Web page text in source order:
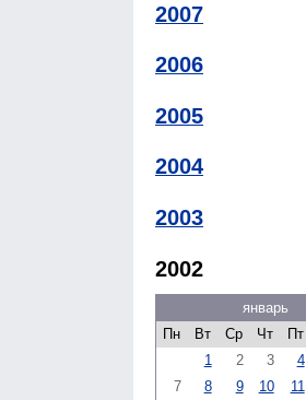
2007
2006
2005
2004
2003
2002
январь
Пн
Вт Ср Чт Пт
1
2 3 4
7
8 9 10 11